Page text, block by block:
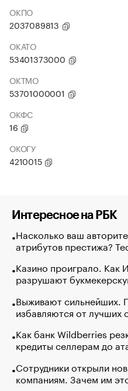
ОКПО
2037089813
ОКАТО
53401373000
ОКТМО
53701000001
ОКФС
16
ОКОГУ
4210015
Интересное на РБК
Насколько ваш
атрибутов престижа?
Казино проиграло. Как
разрушают
Выживают сильнейших.
избавляются от лучших
Как банк Wildberries
кредиты селлерам до
Сотрудники открыли
компаниям. Зачем им